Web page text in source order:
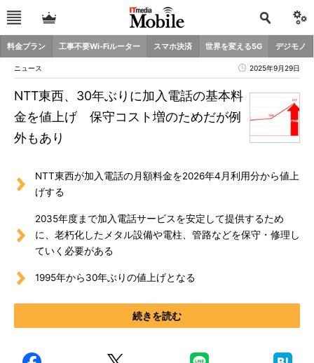
料金プラン 工事不要Wi-Fiルーター スマホ決済 世界を変える5G デジモノ
ニュース 2025年9月29日
NTT東西、30年ぶりに加入電話の基本料
金を値上げ 保守コスト増のためだが例
外もあり
NTT東西が加入電話の月額料金を2026年4月利用分から値上
げする
2035年度まで加入電話サービスを安定して提供するため
に、老朽化したメタル設備や電柱、管路などを保守・修理し
ていく必要がある
1995年から30年ぶりの値上げとなる
続きを読む